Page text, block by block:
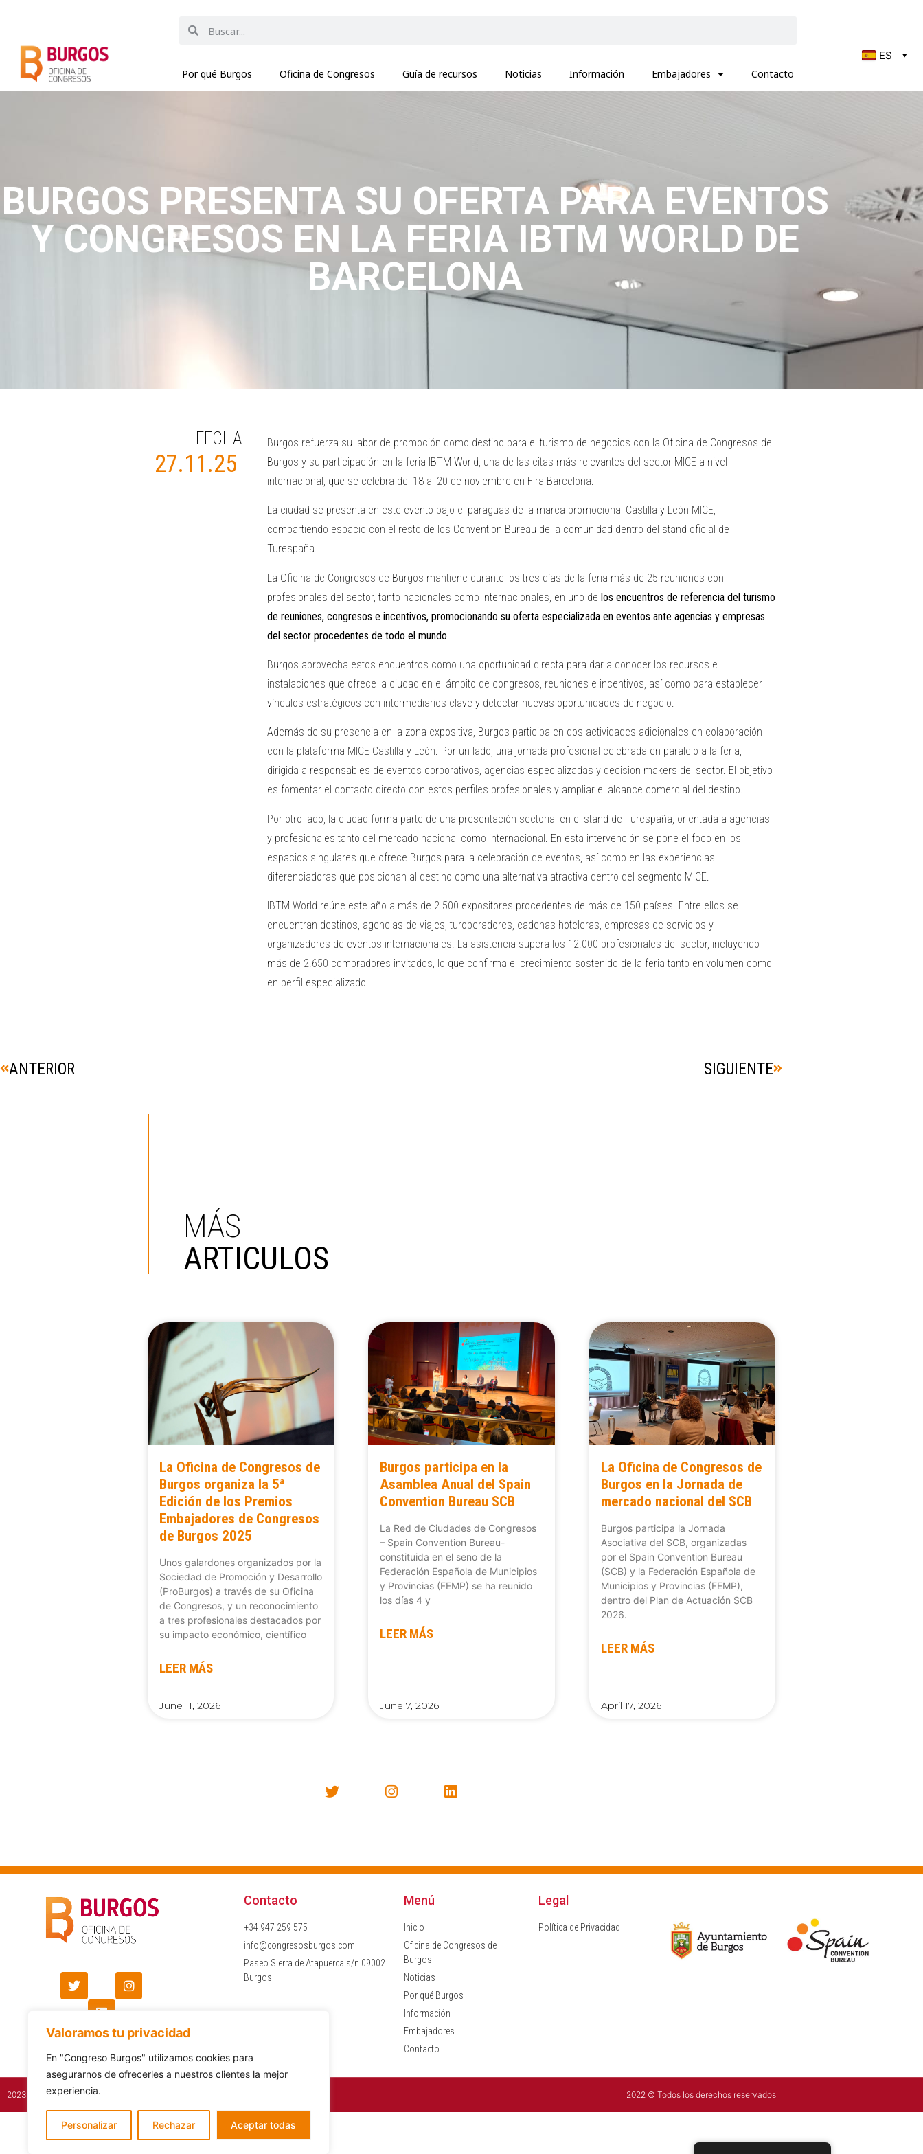
Valoramos tu privacidad
En "Congreso Burgos" utilizamos cookies para
asegurarnos de ofrecerles a nuestros clientes la mejor
experiencia.
Personalizar Rechazar Aceptar todas
Por qué Burgos Oficina de Congresos Guía de recursos Noticias Información Embajadores Contacto
ES
BURGOS PRESENTA SU OFERTA PARA EVENTOS
Y CONGRESOS EN LA FERIA IBTM WORLD DE
BARCELONA
FECHA
27.11.25
Burgos refuerza su labor de promoción como destino para el turismo de negocios con la Oficina de Congresos de
Burgos y su participación en la feria IBTM World, una de las citas más relevantes del sector MICE a nivel
internacional, que se celebra del 18 al 20 de noviembre en Fira Barcelona.
La ciudad se presenta en este evento bajo el paraguas de la marca promocional Castilla y León MICE,
compartiendo espacio con el resto de los Convention Bureau de la comunidad dentro del stand oficial de
Turespaña.
La Oficina de Congresos de Burgos mantiene durante los tres días de la feria más de 25 reuniones con
profesionales del sector, tanto nacionales como internacionales, en uno de los encuentros de referencia del turismo
de reuniones, congresos e incentivos, promocionando su oferta especializada en eventos ante agencias y empresas
del sector procedentes de todo el mundo
Burgos aprovecha estos encuentros como una oportunidad directa para dar a conocer los recursos e
instalaciones que ofrece la ciudad en el ámbito de congresos, reuniones e incentivos, así como para establecer
vínculos estratégicos con intermediarios clave y detectar nuevas oportunidades de negocio.
Además de su presencia en la zona expositiva, Burgos participa en dos actividades adicionales en colaboración
con la plataforma MICE Castilla y León. Por un lado, una jornada profesional celebrada en paralelo a la feria,
dirigida a responsables de eventos corporativos, agencias especializadas y decision makers del sector. El objetivo
es fomentar el contacto directo con estos perfiles profesionales y ampliar el alcance comercial del destino.
Por otro lado, la ciudad forma parte de una presentación sectorial en el stand de Turespaña, orientada a agencias
y profesionales tanto del mercado nacional como internacional. En esta intervención se pone el foco en los
espacios singulares que ofrece Burgos para la celebración de eventos, así como en las experiencias
diferenciadoras que posicionan al destino como una alternativa atractiva dentro del segmento MICE.
IBTM World reúne este año a más de 2.500 expositores procedentes de más de 150 países. Entre ellos se
encuentran destinos, agencias de viajes, turoperadores, cadenas hoteleras, empresas de servicios y
organizadores de eventos internacionales. La asistencia supera los 12.000 profesionales del sector, incluyendo
más de 2.650 compradores invitados, lo que confirma el crecimiento sostenido de la feria tanto en volumen como
en perfil especializado.
ANTERIOR SIGUIENTE
MÁS
ARTICULOS
La Oficina de Congresos de
Burgos organiza la 5ª
Edición de los Premios
Embajadores de Congresos
de Burgos 2025
Unos galardones organizados por la
Sociedad de Promoción y Desarrollo
(ProBurgos) a través de su Oficina
de Congresos, y un reconocimiento
a tres profesionales destacados por
su impacto económico, científico
LEER MÁS
June 11, 2026
Burgos participa en la
Asamblea Anual del Spain
Convention Bureau SCB
La Red de Ciudades de Congresos
– Spain Convention Bureau-
constituida en el seno de la
Federación Española de Municipios
y Provincias (FEMP) se ha reunido
los días 4 y
LEER MÁS
June 7, 2026
La Oficina de Congresos de
Burgos en la Jornada de
mercado nacional del SCB
Burgos participa la Jornada
Asociativa del SCB, organizadas
por el Spain Convention Bureau
(SCB) y la Federación Española de
Municipios y Provincias (FEMP),
dentro del Plan de Actuación SCB
2026.
LEER MÁS
April 17, 2026
Contacto
+34 947 259 575
info@congresosburgos.com
Paseo Sierra de Atapuerca s/n 09002
Burgos
Menú
Inicio
Oficina de Congresos de
Burgos
Noticias
Por qué Burgos
Información
Embajadores
Contacto
Legal
Política de Privacidad
2023 © Todos los derechos reservados 2022 © Todos los derechos reservados